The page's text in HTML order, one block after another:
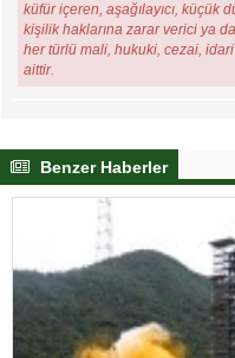
küfür içeren, aşağılayıcı, küçük
kişilik haklarına zarar verici ya
her türlü mali, hukuki, cezai,
aittir.
Benzer Haberler